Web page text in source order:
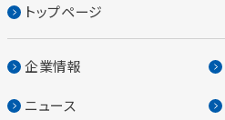
トップページ
企業情報
ニュース